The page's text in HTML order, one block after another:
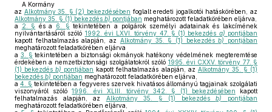
A Kormány
az Alkotmány 35. § (2) bekezdésében foglalt eredeti jogalkotói hatáskörében, az
Alkotmány 35. § (1) bekezdés b) pontjában meghatározott feladatkörében eljárva,
a
2. § és a 6. § tekintetében a polgárok személyi adatainak és lakcímének
nyilvántartásáról szóló 1992. évi LXVI. törvény 47. § (1) bekezdés a) pontjában
kapott felhatalmazás alapján, az Alkotmány 35. § (1) bekezdésb)
pontjában
meghatározott feladatkörében eljárva
a 3. § tekintetében a biztonsági okmányok hatékony védelmének megteremtése
érdekében a nemzetbiztonsági szolgálatokról szóló 1995. évi CXXV. törvény 77. §
(1) bekezdésb) pontjában kapott felhatalmazás alapján, az Alkotmány 35. § (1)
bekezdés b) pontjában meghatározott feladatkörében eljárva,
a4. § tekintetében a fegyveres szervek hivatásos állományú tagjainak szolgálati
viszonyáról szóló1996. évi XLIII. törvény 342. § (1) bekezdésében kapott
felhatalmazás alapján, az Alkotmány 35. § (1) bekezdésb)
pontjában
meghatározott feladatkörében eljárva,